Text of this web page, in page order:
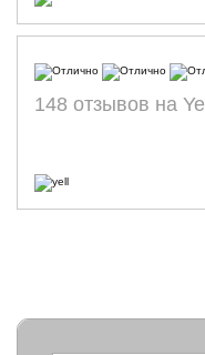
148 отзывов на Yell